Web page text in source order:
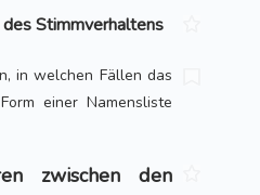
Stimmverhaltens
in welchen Fällen das
einer Namensliste
zwischen den